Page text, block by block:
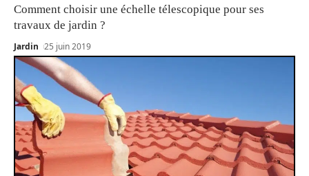
Comment choisir une échelle télescopique pour ses
travaux de jardin ?
Jardin 25 juin 2019